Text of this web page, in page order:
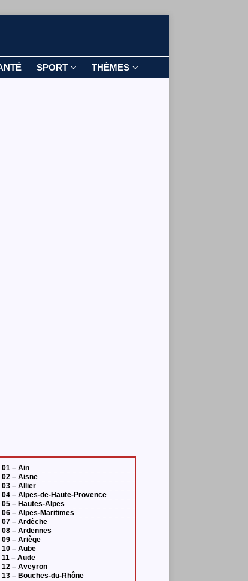
SPORT THÈMES
01 – Ain
02 – Aisne
03 – Allier
04 – Alpes-de-Haute-Provence
05 – Hautes-Alpes
06 – Alpes-Maritimes
07 – Ardèche
08 – Ardennes
09 – Ariège
10 – Aube
11 – Aude
12 – Aveyron
13 – Bouches-du-Rhône